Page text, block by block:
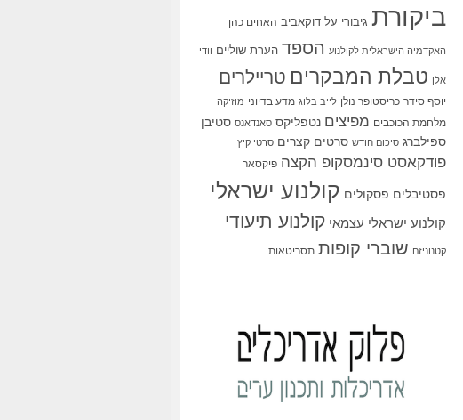
ביקורת גיבורי על דוקאביב האחים כהן
האקדמיה הישראלית לקולנוע הספד הערת שוליים וודי
אלן טבלת המבקרים טריילרים
יוסף סידר כריסטופר נולן לייב בלוג מדע בדיוני מוזיקה
מלחמת הכוכבים מפיצים נטפליקס סאנדאנס סטיבן
ספילברג סיכום חודש סרטים קצרים סרטי קיץ
פודקאסט סינמסקופ הקצה פיקסאר
פסטיבלים פסקולים קולנוע ישראלי
קולנוע ישראלי עצמאי קולנוע תיעודי
קטנוניזם שוברי קופות תסריטאות